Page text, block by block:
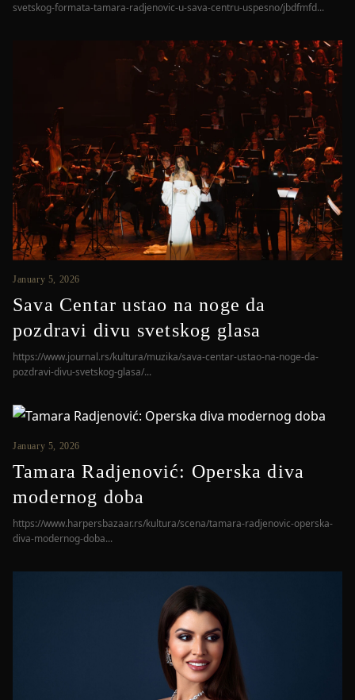
svetskog-formata-tamara-radjenovic-u-sava-centru-uspesno/jbdfmfd...
January 5, 2026
Sava Centar ustao na noge da
pozdravi divu svetskog glasa
https://www.journal.rs/kultura/muzika/sava-centar-ustao-na-noge-da-
pozdravi-divu-svetskog-glasa/...
January 5, 2026
Tamara Radjenović: Operska diva
modernog doba
https://www.harpersbazaar.rs/kultura/scena/tamara-radjenovic-operska-
diva-modernog-doba...